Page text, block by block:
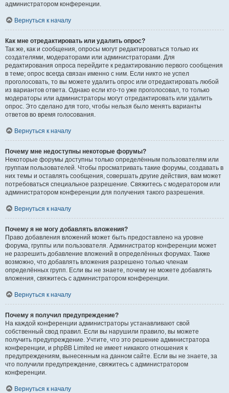
администратором конференции.
Вернуться к началу
Как мне отредактировать или удалить опрос?
Так же, как и сообщения, опросы могут редактироваться только их
создателями, модераторами или администраторами. Для
редактирования опроса перейдите к редактированию первого сообщения
в теме; опрос всегда связан именно с ним. Если никто не успел
проголосовать, то вы можете удалить опрос или отредактировать любой
из вариантов ответа. Однако если кто-то уже проголосовал, то только
модераторы или администраторы могут отредактировать или удалить
опрос. Это сделано для того, чтобы нельзя было менять варианты
ответов во время голосования.
Вернуться к началу
Почему мне недоступны некоторые форумы?
Некоторые форумы доступны только определённым пользователям или
группам пользователей. Чтобы просматривать такие форумы, создавать в
них темы и оставлять сообщения, совершать другие действия, вам может
потребоваться специальное разрешение. Свяжитесь с модератором или
администратором конференции для получения такого разрешения.
Вернуться к началу
Почему я не могу добавлять вложения?
Право добавления вложений может быть предоставлено на уровне
форума, группы или пользователя. Администратор конференции может
не разрешить добавление вложений в определённых форумах. Также
возможно, что добавлять вложения разрешено только членам
определённых групп. Если вы не знаете, почему не можете добавлять
вложения, свяжитесь с администратором конференции.
Вернуться к началу
Почему я получил предупреждение?
На каждой конференции администраторы устанавливают свой
собственный свод правил. Если вы нарушили правило, вы можете
получить предупреждение. Учтите, что это решение администратора
конференции, и phpBB Limited не имеет никакого отношения к
предупреждениям, вынесенным на данном сайте. Если вы не знаете, за
что получили предупреждение, свяжитесь с администратором
конференции.
Вернуться к началу